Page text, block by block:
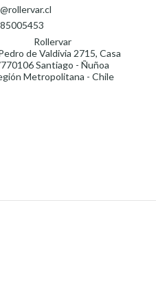
Rollervar
de Valdivia 2715, Casa
Santiago - Ñuñoa
Metropolitana - Chile